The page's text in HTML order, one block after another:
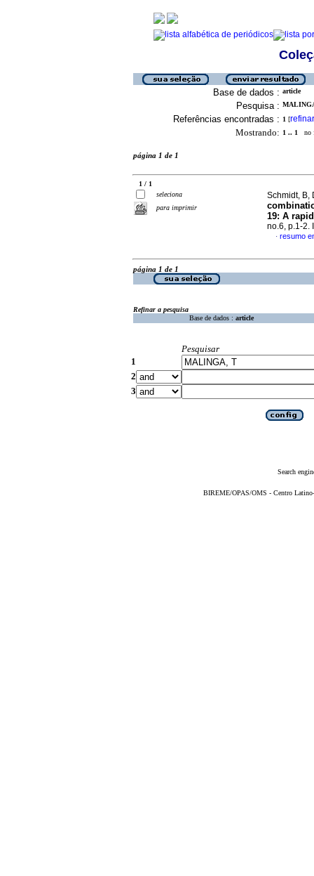
Base de dados : article
Pesquisa :
Referências encontradas : 1 [refinar
Mostrando: 1 .. 1 no
página 1 de 1
1 / 1
seleciona
para imprimir
Schmidt, B,
19: A
no.6, p.1-2.
· resumo
página 1 de 1
Refinar a pesquisa
Base de dados : article
Pesquisar
1
2
3
Search
BIREME/OPAS/OMS - Centro Latino-